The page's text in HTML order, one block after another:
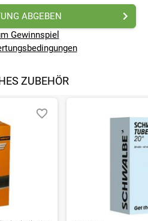
ABGEBEN
Gewinnspiel
ZUBEHÖR